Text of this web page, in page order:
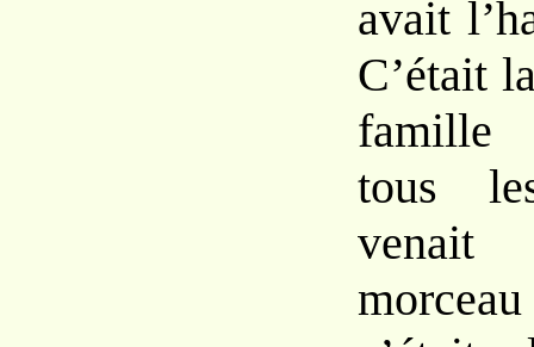
avait
C’était
famille
tous
venait